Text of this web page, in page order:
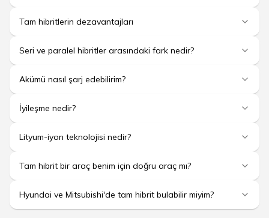
Tam hibritlerin dezavantajları
Seri ve paralel hibritler arasındaki fark nedir?
Akümü nasıl şarj edebilirim?
İyileşme nedir?
Lityum-iyon teknolojisi nedir?
Tam hibrit bir araç benim için doğru araç mı?
Hyundai ve Mitsubishi'de tam hibrit bulabilir miyim?